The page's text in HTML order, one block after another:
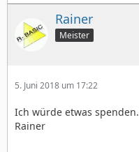
Rainer
Meister
5. Juni 2018 um 17:22
Ich würde etwas spenden.
Rainer